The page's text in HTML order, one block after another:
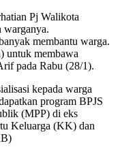
Pj Walikota
warganya.
membantu warga.
untuk membawa
pada Rabu (28/1).
kepada warga
program BPJS
(MPP) di eks
Keluarga (KK) dan